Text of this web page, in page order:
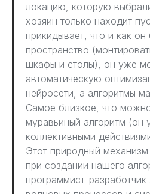
локацию, которую
хозяин только находит
прикидывает, что и как он
пространство
шкафы и столы), он уже
автоматическую
нейросети, а алгоритмы
Самое близкое, что
муравьиный алгоритм (он
коллективными
Этот природный
при создании нашего
программист-